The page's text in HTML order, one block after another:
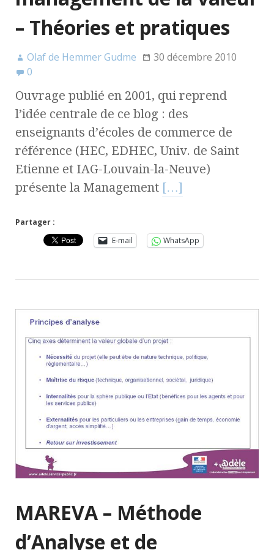
– Théories et pratiques
Olaf de Hemmer Gudme
30 décembre 2010
0
Ouvrage publié en 2001, qui reprend
l’idée centrale de ce blog : des
enseignants d’écoles de commerce de
référence (HEC, EDHEC, Univ. de Saint
Etienne et IAG-Louvain-la-Neuve)
présente la Management […]
Partager :
E-mail
WhatsApp
MAREVA – Méthode
d’Analyse et de